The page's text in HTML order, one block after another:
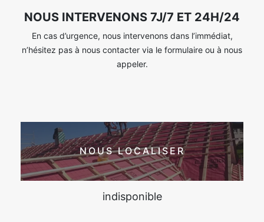
NOUS INTERVENONS 7J/7 ET 24H/24
En cas d’urgence, nous intervenons dans l’immédiat,
n’hésitez pas à nous contacter via le formulaire ou à nous
appeler.
NOUS LOCALISER
indisponible